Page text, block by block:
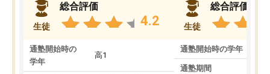
生徒
総合評価
4.2
通塾開始時の
学年
高1
生徒
総合評価
通塾開始時の学年
通塾期間